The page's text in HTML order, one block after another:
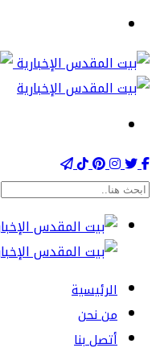
الرئيسية
من نحن
أتصل بنا